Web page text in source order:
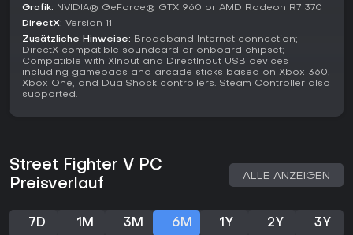
und anhaltende Community-Matches mag, profitiert trotz
Genre-Entwicklung.
Grafik: NVIDIA® GeForce® GTX 960 or AMD Radeon R7 370
DirectX: Version 11
Zusätzliche Hinweise: Broadband Internet connection;
DirectX compatible soundcard or onboard chipset;
Compatible with XInput and DirectInput USB devices
including gamepads and arcade sticks based on Xbox 360,
Xbox One, and DualShock controllers. Steam Controller also
supported.
Street Fighter V PC
Preisverlauf
ALLE ANZEIGEN
7D 1M 3M 6M 1Y 2Y 3Y